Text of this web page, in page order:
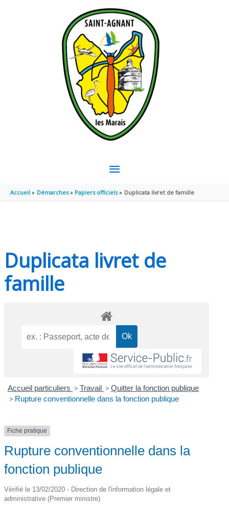
MENU
PRINCIPAL
Accueil Démarches Papiers officiels Duplicata livret de famille
Duplicata livret de
famille
Accueil particuliers > Travail > Quitter la fonction publique
> Rupture conventionnelle dans la fonction publique
Fiche pratique
Rupture conventionnelle dans la
fonction publique
Vérifié le 13/02/2020 - Direction de l'information légale et
administrative (Premier ministre)